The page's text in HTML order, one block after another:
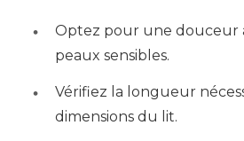
Optez pour une douceur
peaux sensibles.
Vérifiez la longueur
dimensions du lit.